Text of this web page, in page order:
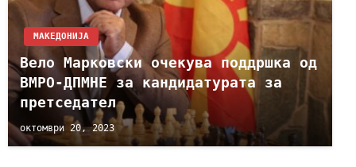
МАКЕДОНИЈА
Вело Марковски очекува поддршка од
ВМРО-ДПМНЕ за кандидатурата за
претседател
октомври 20, 2023